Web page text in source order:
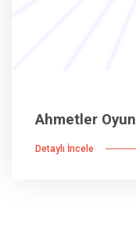
Ahmetler
Detaylı İncele